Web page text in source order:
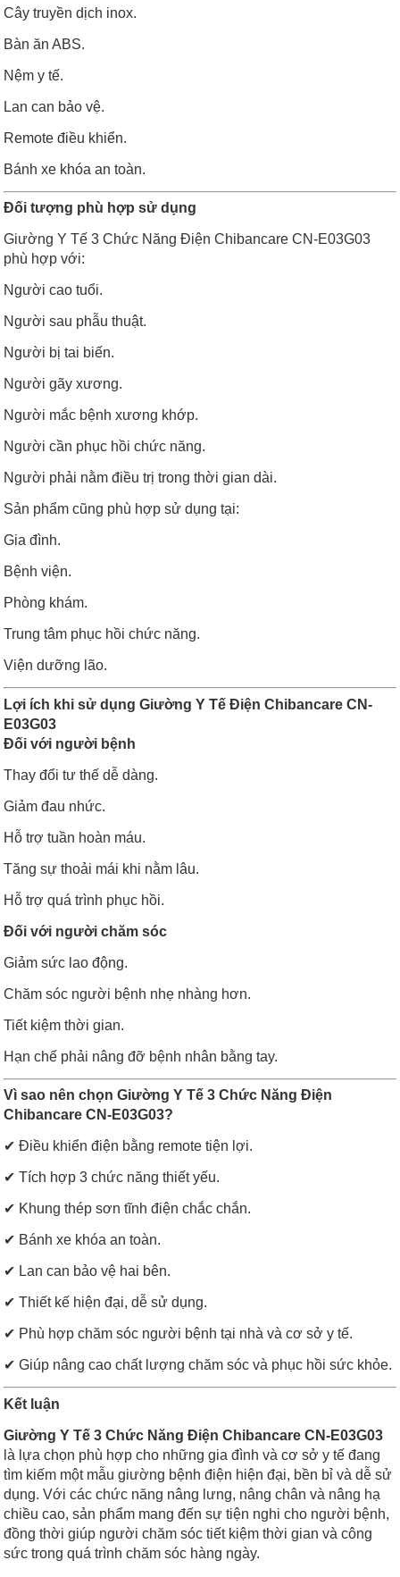
Cây truyền dịch inox.
Bàn ăn ABS.
Nệm y tế.
Lan can bảo vệ.
Remote điều khiển.
Bánh xe khóa an toàn.
Đối tượng phù hợp sử dụng
Giường Y Tế 3 Chức Năng Điện Chibancare CN-E03G03
phù hợp với:
Người cao tuổi.
Người sau phẫu thuật.
Người bị tai biến.
Người gãy xương.
Người mắc bệnh xương khớp.
Người cần phục hồi chức năng.
Người phải nằm điều trị trong thời gian dài.
Sản phẩm cũng phù hợp sử dụng tại:
Gia đình.
Bệnh viện.
Phòng khám.
Trung tâm phục hồi chức năng.
Viện dưỡng lão.
Lợi ích khi sử dụng Giường Y Tế Điện Chibancare CN-
E03G03
Đối với người bệnh
Thay đổi tư thế dễ dàng.
Giảm đau nhức.
Hỗ trợ tuần hoàn máu.
Tăng sự thoải mái khi nằm lâu.
Hỗ trợ quá trình phục hồi.
Đối với người chăm sóc
Giảm sức lao động.
Chăm sóc người bệnh nhẹ nhàng hơn.
Tiết kiệm thời gian.
Hạn chế phải nâng đỡ bệnh nhân bằng tay.
Vì sao nên chọn Giường Y Tế 3 Chức Năng Điện
Chibancare CN-E03G03?
✔ Điều khiển điện bằng remote tiện lợi.
✔ Tích hợp 3 chức năng thiết yếu.
✔ Khung thép sơn tĩnh điện chắc chắn.
✔ Bánh xe khóa an toàn.
✔ Lan can bảo vệ hai bên.
✔ Thiết kế hiện đại, dễ sử dụng.
✔ Phù hợp chăm sóc người bệnh tại nhà và cơ sở y tế.
✔ Giúp nâng cao chất lượng chăm sóc và phục hồi sức khỏe.
Kết luận
Giường Y Tế 3 Chức Năng Điện Chibancare CN-E03G03
là lựa chọn phù hợp cho những gia đình và cơ sở y tế đang
tìm kiếm một mẫu giường bệnh điện hiện đại, bền bỉ và dễ sử
dụng. Với các chức năng nâng lưng, nâng chân và nâng hạ
chiều cao, sản phẩm mang đến sự tiện nghi cho người bệnh,
đồng thời giúp người chăm sóc tiết kiệm thời gian và công
sức trong quá trình chăm sóc hàng ngày.